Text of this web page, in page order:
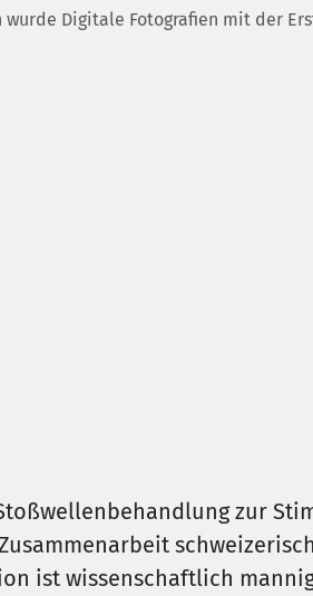
Digitale Fotografien mit der
zur
ist wissenschaftlich